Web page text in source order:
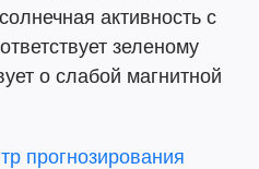
активность с
зеленому
о слабой магнитной
прогнозирования